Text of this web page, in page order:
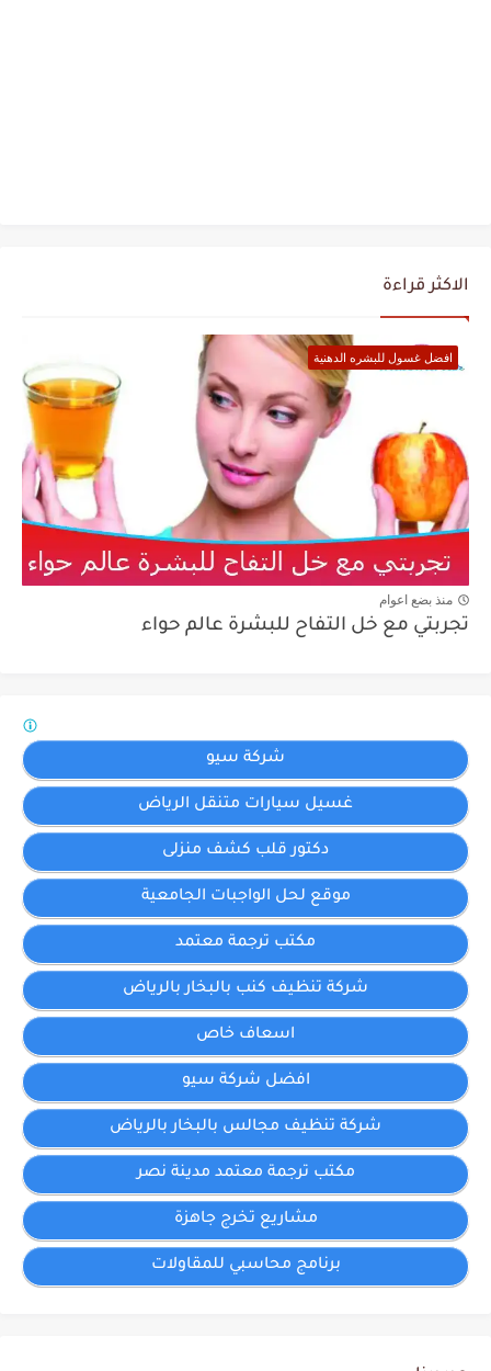
الاكثر قراءة
افضل غسول للبشره الدهنية
منذ بضع اعوام
تجربتي مع خل التفاح للبشرة عالم حواء
شركة سيو
غسيل سيارات متنقل الرياض
دكتور قلب كشف منزلى
موقع لحل الواجبات الجامعية
مكتب ترجمة معتمد
شركة تنظيف كنب بالبخار بالرياض
اسعاف خاص
افضل شركة سيو
شركة تنظيف مجالس بالبخار بالرياض
مكتب ترجمة معتمد مدينة نصر
مشاريع تخرج جاهزة
برنامج محاسبي للمقاولات